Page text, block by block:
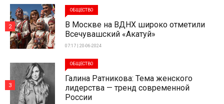
ОБЩЕСТВО
В Москве на ВДНХ широко отметили
Всечувашский «Акатуй»
07:17 | 20-06-2024
2
ОБЩЕСТВО
Галина Ратникова: Тема женского
лидерства — тренд современной
России
3